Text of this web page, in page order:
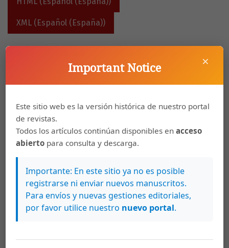
XML (Español (España))
79-90
The Item Response Theory Mixture Models
PDF (Español (España))
HTML (Español (España))
XML (Español (España))
Ernesto Javier San Martin Gutiérrez
Rasch Models: How (In-)Coherently are
they Showed and Used?
PDF (Español (España))
×
Important Notice
Este sitio web es la versión histórica de nuestro portal
de revistas.
Todos los artículos continúan disponibles enacceso
abierto para consulta y descarga.
Importante: En este sitio ya no es posible
registrarse ni enviar nuevos manuscritos.
Para envíos y nuevas gestiones editoriales,
por favor utilice nuestro nuevo portal.